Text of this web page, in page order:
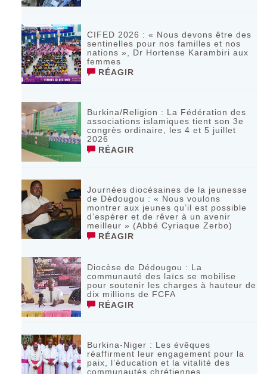
CIFED 2026 : « Nous devons être des
sentinelles pour nos familles et nos
nations », Dr Hortense Karambiri aux
femmes
RÉAGIR
Burkina/Religion : La Fédération des
associations islamiques tient son 3e
congrès ordinaire, les 4 et 5 juillet
2026
RÉAGIR
Journées diocésaines de la jeunesse
de Dédougou : « Nous voulons
montrer aux jeunes qu’il est possible
d’espérer et de rêver à un avenir
meilleur » (Abbé Cyriaque Zerbo)
RÉAGIR
Diocèse de Dédougou : La
communauté des laïcs se mobilise
pour soutenir les charges à hauteur de
dix millions de FCFA
RÉAGIR
Burkina-Niger : Les évêques
réaffirment leur engagement pour la
paix, l’éducation et la vitalité des
communautés chrétiennes